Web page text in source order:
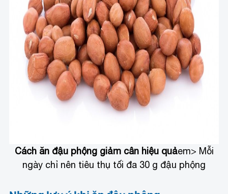
Cách ăn đậu phộng giảm cân hiệu quảem> Mỗi
ngày chỉ nên tiêu thụ tối đa 30 g đậu phộng